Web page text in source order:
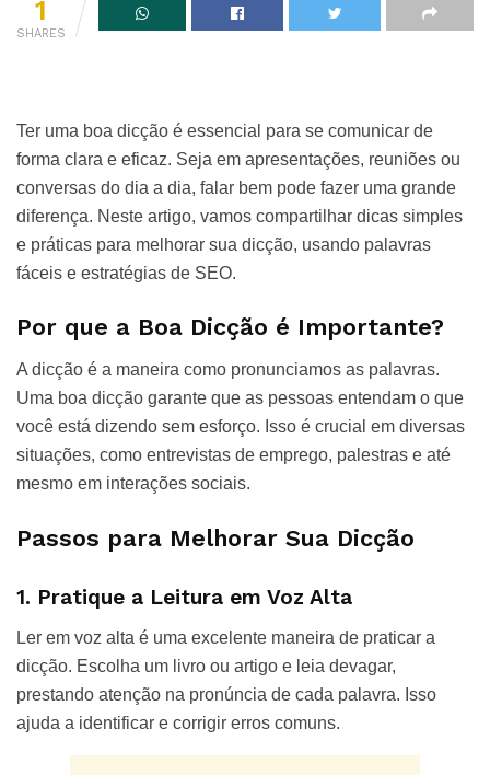
1
SHARES
Ter uma boa dicção é essencial para se comunicar de
forma clara e eficaz. Seja em apresentações, reuniões ou
conversas do dia a dia, falar bem pode fazer uma grande
diferença. Neste artigo, vamos compartilhar dicas simples
e práticas para melhorar sua dicção, usando palavras
fáceis e estratégias de SEO.
Por que a Boa Dicção é Importante?
A dicção é a maneira como pronunciamos as palavras.
Uma boa dicção garante que as pessoas entendam o que
você está dizendo sem esforço. Isso é crucial em diversas
situações, como entrevistas de emprego, palestras e até
mesmo em interações sociais.
Passos para Melhorar Sua Dicção
1. Pratique a Leitura em Voz Alta
Ler em voz alta é uma excelente maneira de praticar a
dicção. Escolha um livro ou artigo e leia devagar,
prestando atenção na pronúncia de cada palavra. Isso
ajuda a identificar e corrigir erros comuns.